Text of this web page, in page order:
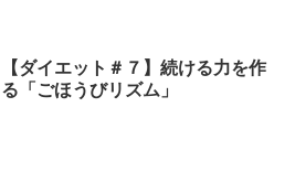
【ダイエット＃７】続ける力を作
る「ごほうびリズム」